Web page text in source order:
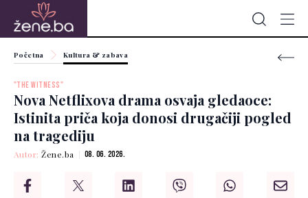
Početna Kultura & zabava
"THE WITNESS"
Nova Netflixova drama osvaja gledaoce:
Istinita priča koja donosi drugačiji pogled
na tragediju
Autor:Žene.ba 08. 06. 2026.